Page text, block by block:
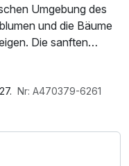
Umgebung des
und die Bäume
Die sanften
die frische Luft und
Seele erfreuen.
Köstlichkeiten
Saunatuch,
Nr: A470379-6261